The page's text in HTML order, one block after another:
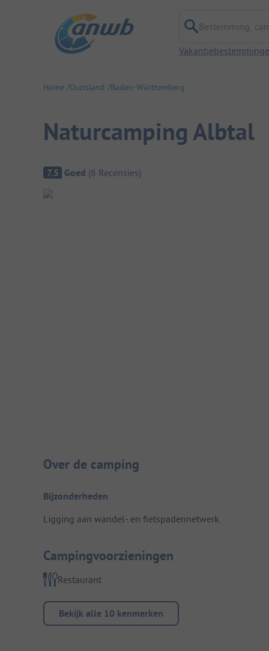
Bestemming,
Home Duitsland Baden-Württemberg
Naturcamping Albtal
Camping overzicht
7.5 Goed (8 Recensies)
Camping introductie
Over de camping
Bijzonderheden
Ligging aan wandel- en fietspadennetwerk.
Campingvoorzieningen
Restaurant
Bekijk alle 10 kenmerken